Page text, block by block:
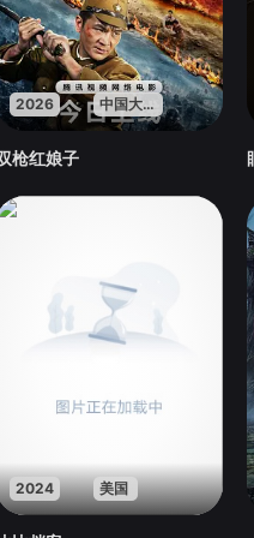
2026 中国大陆
枪红娘子
2024 美国